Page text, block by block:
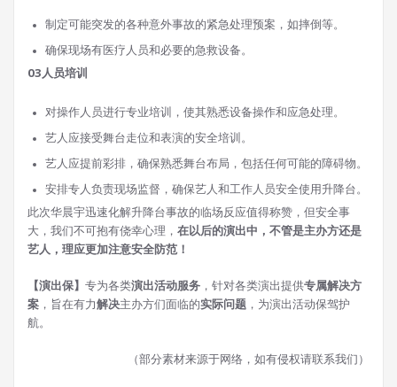
制定可能突发的各种意外事故的紧急处理预案，如摔倒等。
确保现场有医疗人员和必要的急救设备。
03人员培训
对操作人员进行专业培训，使其熟悉设备操作和应急处理。
艺人应接受舞台走位和表演的安全培训。
艺人应提前彩排，确保熟悉舞台布局，包括任何可能的障碍物。
安排专人负责现场监督，确保艺人和工作人员安全使用升降台。
此次华晨宇迅速化解升降台事故的临场反应值得称赞，但安全事
大，我们不可抱有侥幸心理， 在以后的演出中，不管是主办方还是
艺人，理应更加注意安全防范！
【演出保】 专为各类演出活动服务 ，针对各类演出提供专属解决方
案 ，旨在有力解决主办方们面临的实际问题 ，为演出活动保驾护
航。
（部分素材来源于网络，如有侵权请联系我们）